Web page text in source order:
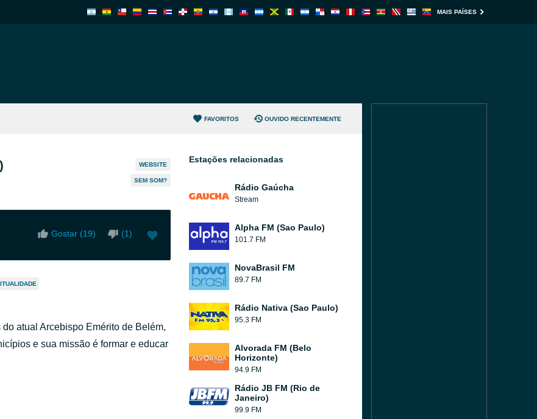
MAIS PAÍSES
FAVORITOS OUVIDO RECENTEMENTE
WEBSITE
SEM SOM?
Gostar (19) (1)
atual Arcebispo Emérito de Belém,
e sua missão é formar e educar
Estações relacionadas
Rádio Gaúcha
Stream
Alpha FM (Sao Paulo)
101.7 FM
NovaBrasil FM
89.7 FM
Rádio Nativa (Sao Paulo)
95.3 FM
Alvorada FM (Belo
Horizonte)
94.9 FM
Rádio JB FM (Rio de
Janeiro)
99.9 FM